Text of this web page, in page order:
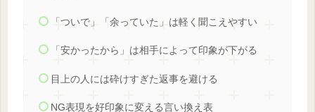
「ついで」「余っていた」は軽く聞こえやすい
「安かったから」は相手によって印象が下がる
目上の人には砕けすぎた返事を避ける
NG表現を好印象に変える言い換え表